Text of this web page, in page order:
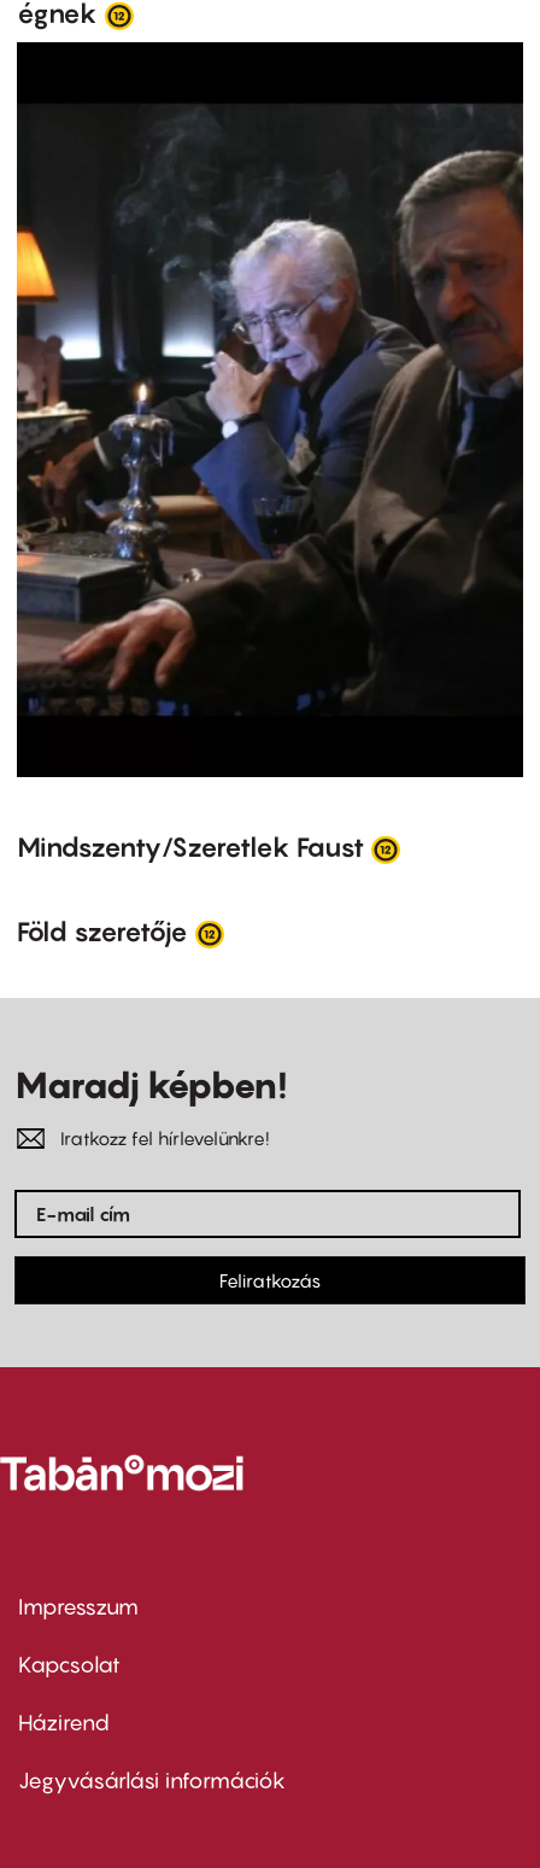
égnek
Mindszenty/Szeretlek Faust
Föld szeretője
Maradj képben!
Iratkozz fel hírlevelünkre!
Feliratkozás
Footer
first
Impresszum
Kapcsolat
Footer
second
Házirend
Jegyvásárlási információk